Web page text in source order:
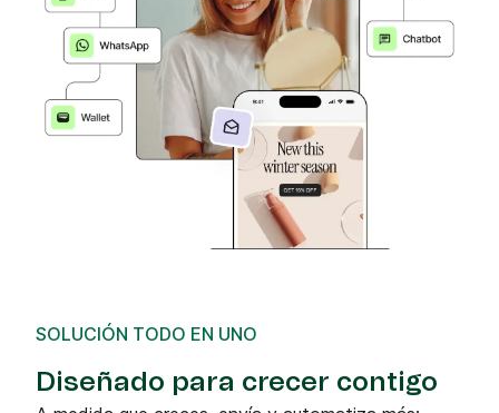
SOLUCIÓN TODO EN UNO
Diseñado para crecer contigo